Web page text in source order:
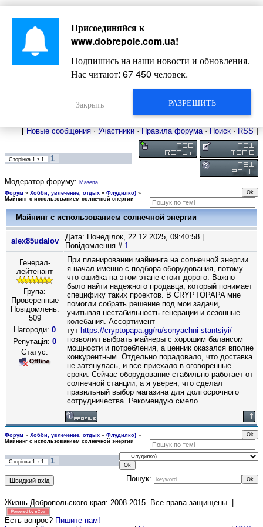
Главная
Новости
Довідкова
Фото
Оголошення
Видео
Жизнь Добропольского края
[ Новые сообщения · Участники · Правила форума· Поиск · RSS ]
Сторінка 1 з 1 1
Модератор форуму: Мазепа
Форум » Хобби, увлечение, отдых » Флудилко) »
Майнинг с использованием солнечной энергии
Майнинг с использованием солнечной энергии
alex85udalov
Дата: Понеділок, 22.12.2025, 09:40:58 |
Повідомлення # 1
Генерал-
лейтенант
Група:
Проверенные
Повідомлень:
509
Нагороди: 0
Репутація: 0
Статус:
При планировании майнинга на солнечной энергии
я начал именно с подбора оборудования, потому
что ошибка на этом этапе стоит дорого. Важно
было найти надежного продавца, который понимает
специфику таких проектов. В CRYPTOPAPA мне
помогли собрать решение под мои задачи,
учитывая нестабильность генерации и сезонные
колебания. Ассортимент
тут https://cryptopapa.gg/ru/sonyachni-stantsiyi/
позволил выбрать майнеры с хорошим балансом
мощности и потребления, а ценник оказался вполне
конкурентным. Отдельно порадовало, что доставка
не затянулась, и все приехало в оговоренные
сроки. Сейчас оборудование стабильно работает от
солнечной станции, а я уверен, что сделал
правильный выбор магазина для долгосрочного
сотрудничества. Рекомендую смело.
Форум » Хобби, увлечение, отдых » Флудилко) »
Майнинг с использованием солнечной энергии
Сторінка 1 з 1
1
Пошук:
Жизнь Добропольского края: 2008-2015. Все права защищены. |
Есть вопрос? Пишите нам!
Присоединяйся к
www.dobrepole.com.ua!
Подпишись на наши новости и обновления.
Нас читают: 67 450 человек.
РАЗРЕШИТЬ
Закрыть